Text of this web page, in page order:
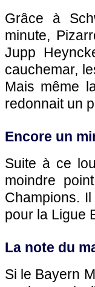
Grâce à
minute,
Jupp
cauchemar,
Mais même
redonnait un
Encore un
Suite à ce
moindre
Champions.
pour la Ligue
La note du
Si le Bayern